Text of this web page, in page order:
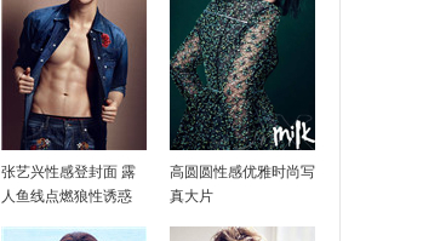
张艺兴性感登封面 露
人鱼线点燃狼性诱惑
高圆圆性感优雅时尚写
真大片